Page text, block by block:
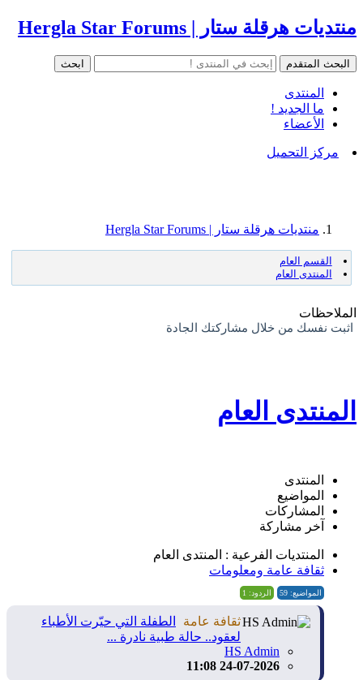
منتديات هرقلة ستار | Hergla Star Forums
المنتدى
ما الجديد !
الأعضاء
مركز التحميل
منتديات هرقلة ستار | Hergla Star Forums
القسم العام
المنتدى العام
الملاحظات
اثبت نفسك من خلال مشاركتك الجادة
المنتدى العام
المنتدى
المواضيع
المشاركات
آخر مشاركة
المنتديات الفرعية : المنتدى العام
ثقافة عامة ومعلومات
المواضيع: 59 الردود: 1
ثقافة عامة
الطفلة التي حيّرت الأطباء
لعقود.. حالة طبية نادرة ...
HS Admin
24-07-2026 11:08